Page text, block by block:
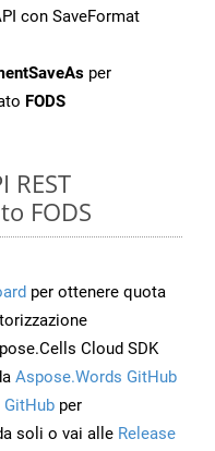
con SaveFormat
per
FODS
REST
FODS
per ottenere quota
Cloud SDK
Aspose.Words GitHub
per
soli o vai alle Release